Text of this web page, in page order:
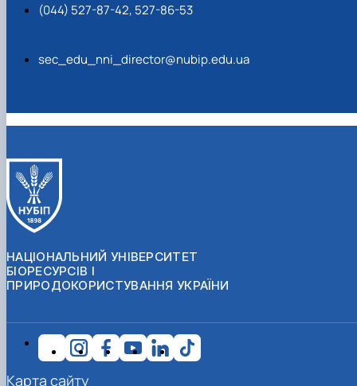
(044) 527-87-42, 527-86-53
sec_edu_nni_director@nubip.edu.ua
НАЦІОНАЛЬНИЙ УНІВЕРСИТЕТ
БІОРЕСУРСІВ І
ПРИРОДОКОРИСТУВАННЯ УКРАЇНИ
Карта сайту